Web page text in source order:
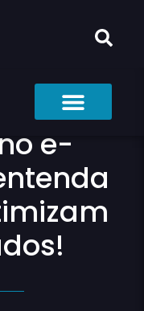
e-